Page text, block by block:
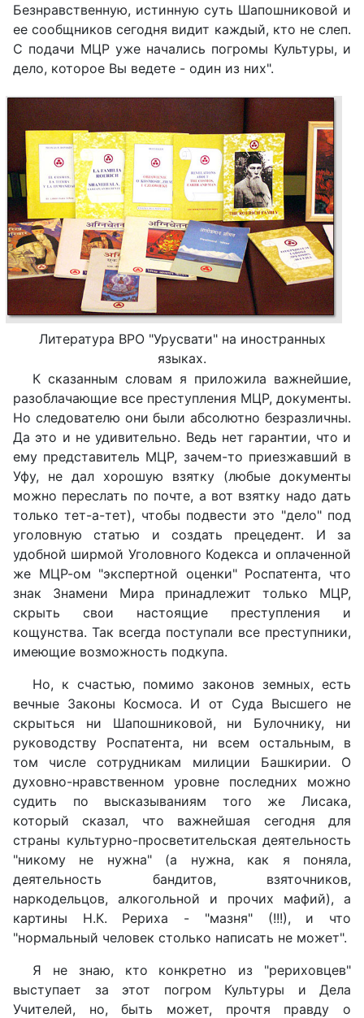
Безнравственную, истинную суть Шапошниковой и
ее сообщников сегодня видит каждый, кто не слеп.
С подачи МЦР уже начались погромы Культуры, и
дело, которое Вы ведете - один из них".
Литература ВРО "Урусвати" на иностранных
языках.
К сказанным словам я приложила важнейшие,
разоблачающие все преступления МЦР, документы.
Но следователю они были абсолютно безразличны.
Да это и не удивительно. Ведь нет гарантии, что и
ему представитель МЦР, зачем-то приезжавший в
Уфу, не дал хорошую взятку (любые документы
можно переслать по почте, а вот взятку надо дать
только тет-а-тет), чтобы подвести это "дело" под
уголовную статью и создать прецедент. И за
удобной ширмой Уголовного Кодекса и оплаченной
же МЦР-ом "экспертной оценки" Роспатента, что
знак Знамени Мира принадлежит только МЦР,
скрыть свои настоящие преступления и
кощунства. Так всегда поступали все преступники,
имеющие возможность подкупа.
Но, к счастью, помимо законов земных, есть
вечные Законы Космоса. И от Суда Высшего не
скрыться ни Шапошниковой, ни Булочнику, ни
руководству Роспатента, ни всем остальным, в
том числе сотрудникам милиции Башкирии. О
духовно-нравственном уровне последних можно
судить по высказываниям того же Лисака,
который сказал, что важнейшая сегодня для
страны культурно-просветительская деятельность
"никому не нужна" (а нужна, как я поняла,
деятельность бандитов, взяточников,
наркодельцов, алкогольной и прочих мафий), а
картины Н.К. Рериха - "мазня" (!!!), и что
"нормальный человек столько написать не может".
Я не знаю, кто конкретно из "рериховцев"
выступает за этот погром Культуры и Дела
Учителей, но, быть может, прочтя правду о